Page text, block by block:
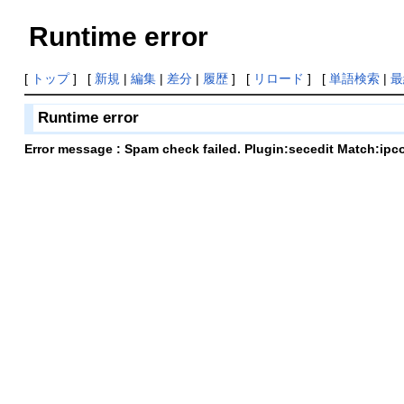
Runtime error
[ トップ] [ 新規 | 編集| 差分| 履歴] [ リロード ] [ 単語検索|
Runtime error
Error message : Spam check failed. Plugin:secedit